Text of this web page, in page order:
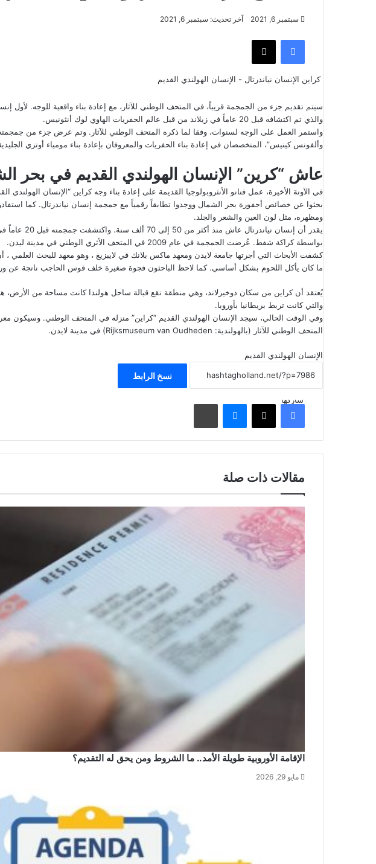
سبتمبر 6, 2021 آخر تحديث: سبتمبر 6, 2021
فيسبوك ‫X
كراين الإنسان نياندرتال - الإنسان الهولندي القديم
والذي تم اكتشافه قبل 20 عاماً في زيلاند من قبل عالم الحفريات الهاوي لوك أنثونيس.
وألفونس كينيس”، المتخصصان في إعادة بناء الحفريات والمعروفان بإعادة بناء مومياء أوتزي
عاش “كرين” الإنسان الهولندي القديم في بحر
في الآونة الأخيرة، عمل فنانو الأنثروبولوجيا القديمة على إعادة بناء وجه كراين “الإنسان
بحثوا عن خصائص أحفورة بحر الشمال ووجدوا تطابقاً رقمياً مع جمجمة إنسان نياندرتال. كما
ومظهره، مثل لون العين والشعر والجلد.
يقدر أن إنسان
بواسطة كراكة شفط. عُرضت الجمجمة في عام 2009 في المتحف الأثري الوطني في مدينة ليدن.
كشفت الأبحاث التي أجرتها جامعة لايدن ومعهد ماكس بلانك في لايبزيغ ، وهو معهد للبحث العلمي
ما كان يأكل اللحوم بشكل أساسي. كما لاحظ الباحثون فجوة صغيرة خلف قوس الحاجب ناتجة عن
يُعتقد أن كراين من سكان دوخيرلاند، وهي منطقة تقع قبالة ساحل هولندا كانت مساحة من
والتي كانت تربط بريطانيا بأوروبا.
المتحف الوطني للآثار (بالهولندية: Rijksmuseum van Oudheden) في مدينة لايدن.
الإنسان الهولندي القديم
نسخ الرابط
شاركهافيسبوك ‫X ماسنجر مشاركة عبر البريد
مقالات ذات صلة
الإقامة الأوروبية طويلة الأمد.. ما الشروط ومن يحق له التقديم؟
مايو 29, 2026